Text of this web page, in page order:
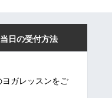
当日の受付方法
ガレッスンをご